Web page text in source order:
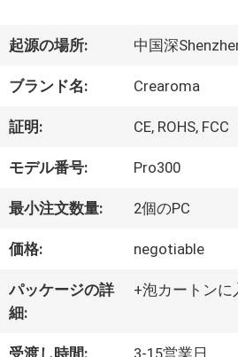
ダ
ク
ト
ビ
デ
オ
VR
起源の場所: 中国深
ブランド名: Crearoma
証明: CE, ROHS, FCC
モデル番号: Pro300
最小注文数量: 2個のPC
価格: negotiable
パッケージの詳
細:
+泡カートンに